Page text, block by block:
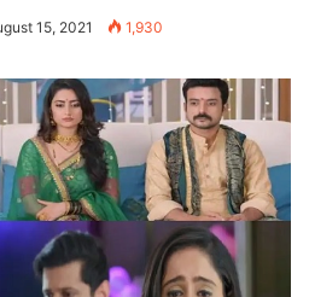
15, 2021 1,930